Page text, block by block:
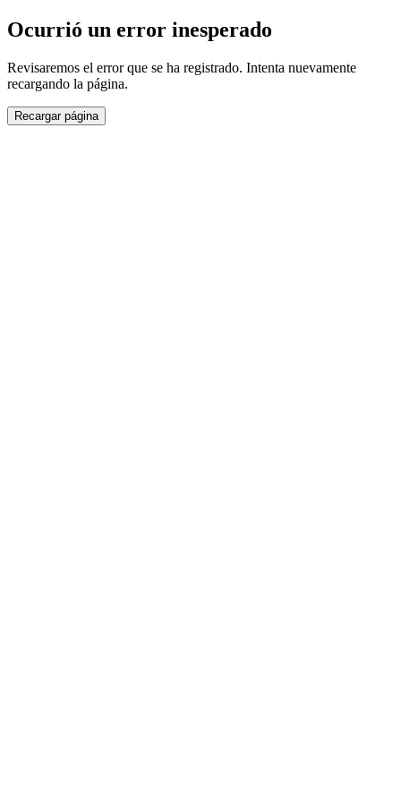
Ocurrió un error inesperado
Revisaremos el error que se ha registrado. Intenta nuevamente
recargando la página.
Recargar página